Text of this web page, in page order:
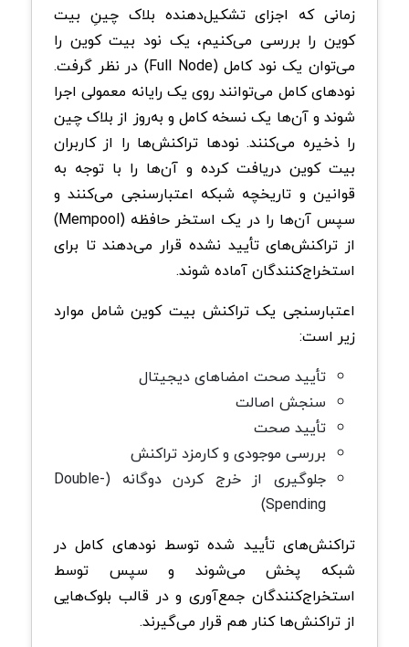
زمانی که اجزای تشکیل‌دهنده بلاک‌ چینِ بیت‌
کوین را بررسی می‌کنیم، یک نود بیت‌ کوین را
می‌توان یک نود کامل (Full Node) در نظر گرفت.
نود‌های کامل می‌توانند روی یک رایانه معمولی اجرا
شوند و آن‌ها یک نسخه کامل و به‌روز از بلاک‌ چین
را ذخیره می‌کنند. نود‌ها تراکنش‌ها را از کاربران
بیت‌ کوین دریافت کرده و آن‌ها را با توجه به
قوانین و تاریخچه شبکه اعتبارسنجی می‌کنند و
سپس آن‌ها را در یک استخر حافظه (Mempool)
از تراکنش‌های تأیید نشده قرار می‌دهند تا برای
استخراج‌کنندگان آماده شوند.
اعتبارسنجی یک تراکنش بیت‌ کوین شامل موارد
زیر است:
تأیید صحت امضاهای دیجیتال
سنجش اصالت
تأیید صحت
بررسی موجودی و کارمزد تراکنش
جلوگیری از خرج کردن دوگانه (Double-
Spending)
تراکنش‌های تأیید شده توسط نود‌های کامل در
شبکه پخش می‌شوند و سپس توسط
استخراج‌کنندگان جمع‌آوری و در قالب بلوک‌هایی
از تراکنش‌ها کنار هم قرار می‌گیرند.